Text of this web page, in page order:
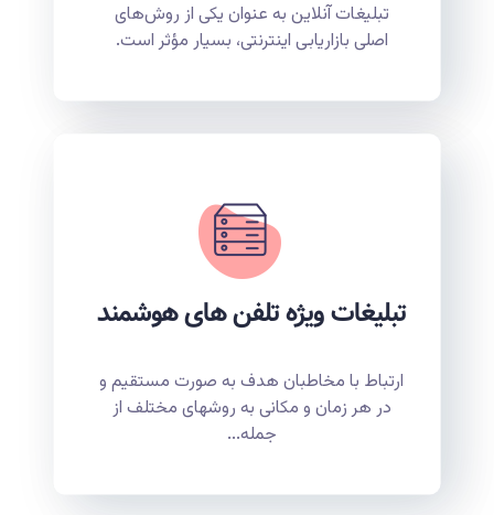
تبلیغات آنلاین به عنوان یکی از روش‌های
اصلی بازاریابی اینترنتی، بسیار مؤثر است.
تبلیغات ویژه تلفن های هوشمند
ارتباط با مخاطبان هدف به صورت مستقیم و
در هر زمان و مکانی به روشهای مختلف از
جمله...